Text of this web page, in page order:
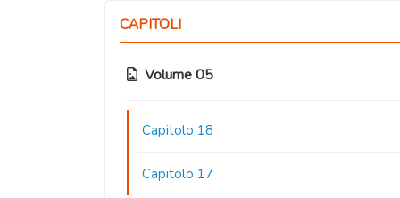
CAPITOLI
Volume 05
Capitolo 18
Capitolo 17